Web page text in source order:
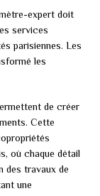
expert doit
services
parisiennes. Les
les
de créer
Cette
où chaque détail
des travaux de
une